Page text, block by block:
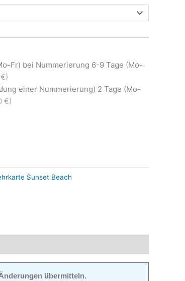
Fr) bei Nummerierung 6-9 Tage (Mo-
einer Nummerierung) 2 Tage (Mo-
€)
Sunset Beach
übermitteln.